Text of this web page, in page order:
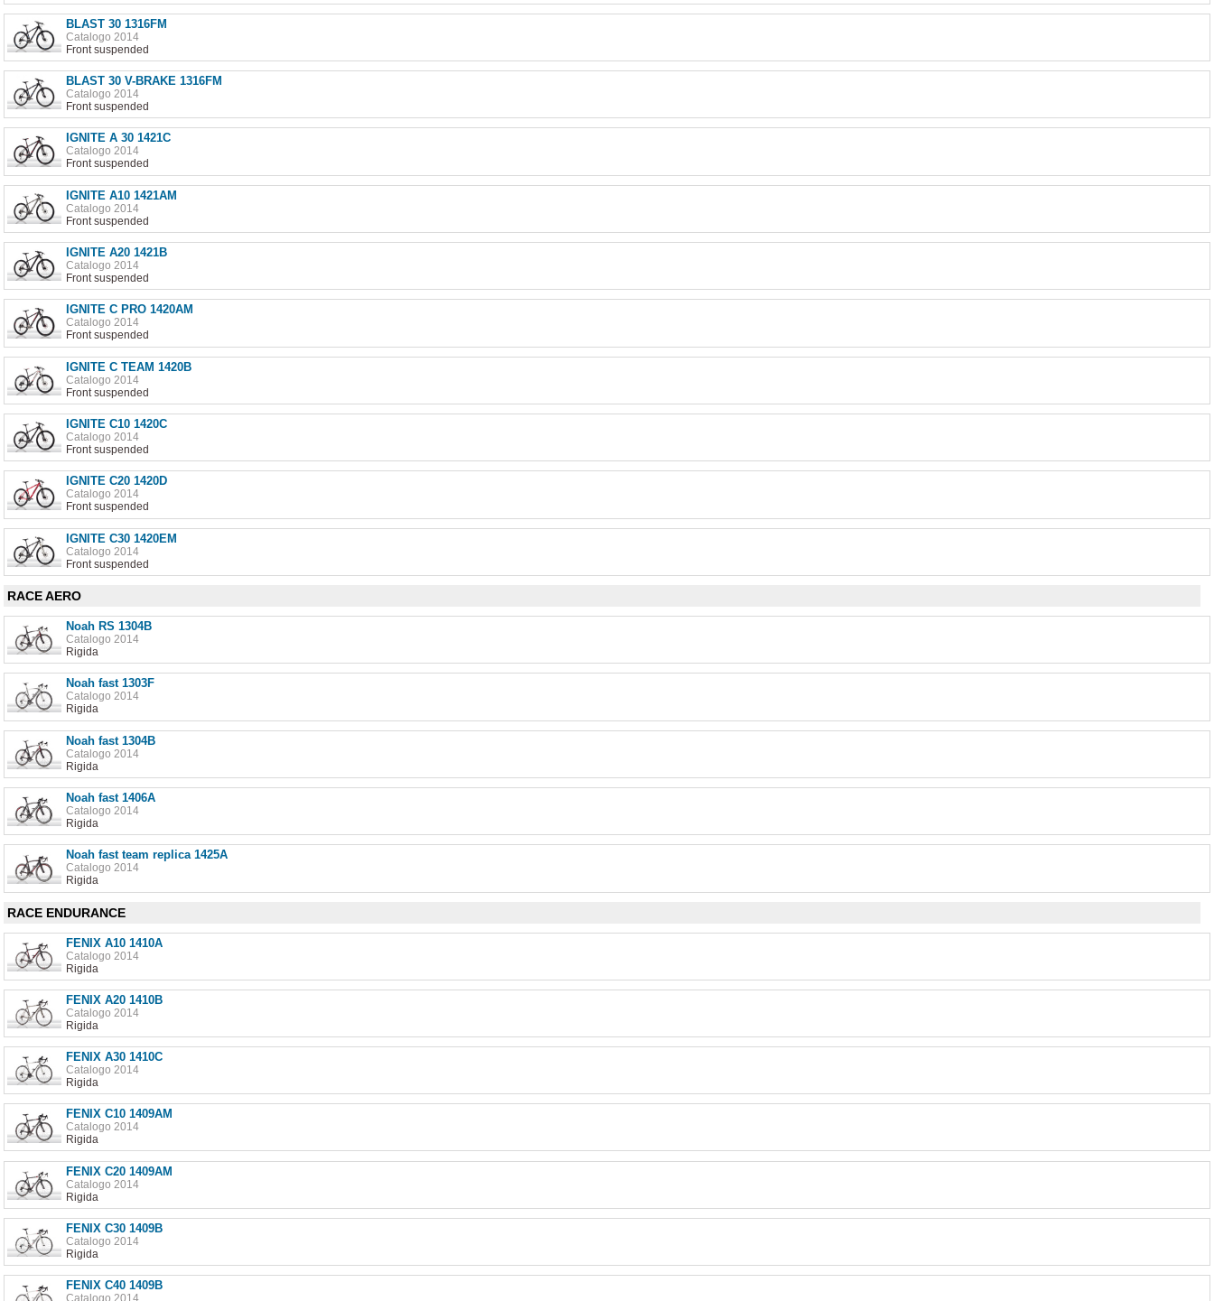
BLAST 30 1316FM
Catalogo 2014
Front suspended
BLAST 30 V-BRAKE 1316FM
Catalogo 2014
Front suspended
IGNITE A 30 1421C
Catalogo 2014
Front suspended
IGNITE A10 1421AM
Catalogo 2014
Front suspended
IGNITE A20 1421B
Catalogo 2014
Front suspended
IGNITE C PRO 1420AM
Catalogo 2014
Front suspended
IGNITE C TEAM 1420B
Catalogo 2014
Front suspended
IGNITE C10 1420C
Catalogo 2014
Front suspended
IGNITE C20 1420D
Catalogo 2014
Front suspended
IGNITE C30 1420EM
Catalogo 2014
Front suspended
RACE AERO
Noah RS 1304B
Catalogo 2014
Rigida
Noah fast 1303F
Catalogo 2014
Rigida
Noah fast 1304B
Catalogo 2014
Rigida
Noah fast 1406A
Catalogo 2014
Rigida
Noah fast team replica 1425A
Catalogo 2014
Rigida
RACE ENDURANCE
FENIX A10 1410A
Catalogo 2014
Rigida
FENIX A20 1410B
Catalogo 2014
Rigida
FENIX A30 1410C
Catalogo 2014
Rigida
FENIX C10 1409AM
Catalogo 2014
Rigida
FENIX C20 1409AM
Catalogo 2014
Rigida
FENIX C30 1409B
Catalogo 2014
Rigida
FENIX C40 1409B